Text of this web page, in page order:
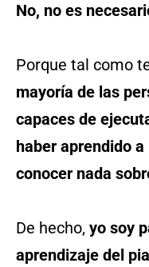
No, no es
Porque tal como
mayoría de las
capaces de
haber aprendido
conocer nada
De hecho, yo soy
aprendizaje del